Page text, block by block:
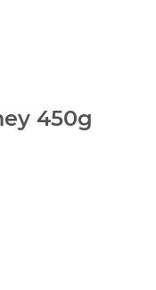
450g